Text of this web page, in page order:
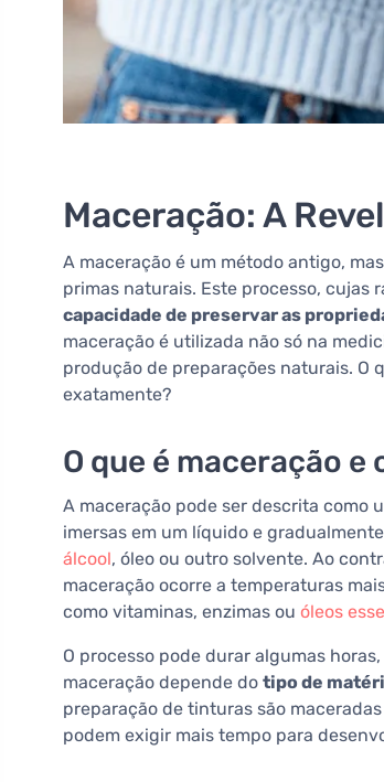
Maceração: A
A maceração é um método antigo,
primas naturais. Este processo, cujas
capacidade de preservar as
maceração é utilizada não só na
produção de preparações naturais. O
exatamente?
O que é maceração
A maceração pode ser descrita como
imersas em um líquido e
álcool, óleo ou outro solvente. Ao
maceração ocorre a temperaturas
como vitaminas, enzimas ou óleos
O processo pode durar algumas
maceração depende do tipo de
preparação de tinturas são
podem exigir mais tempo para